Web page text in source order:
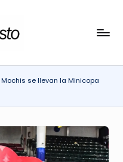
Mochis se llevan la Minicopa